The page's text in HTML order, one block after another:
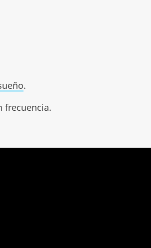
.
frecuencia.